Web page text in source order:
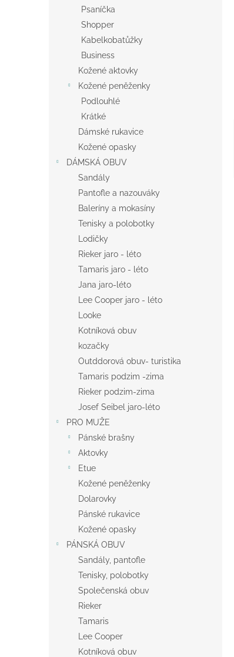
Psaníčka
Shopper
Kabelkobatůžky
Business
Kožené aktovky
Kožené peněženky
Podlouhlé
Krátké
Dámské rukavice
Kožené opasky
DÁMSKÁ OBUV
Sandály
Pantofle a nazouváky
Baleríny a mokasíny
Tenisky a polobotky
Lodičky
Rieker jaro - léto
Tamaris jaro - léto
Jana jaro-léto
Lee Cooper jaro - léto
Looke
Kotníková obuv
kozačky
Outddorová obuv- turistika
Tamaris podzim -zima
Rieker podzim-zima
Josef Seibel jaro-léto
PRO MUŽE
Pánské brašny
Aktovky
Etue
Kožené peněženky
Dolarovky
Pánské rukavice
Kožené opasky
PÁNSKÁ OBUV
Sandály, pantofle
Tenisky, polobotky
Společenská obuv
Rieker
Tamaris
Lee Cooper
Kotníková obuv